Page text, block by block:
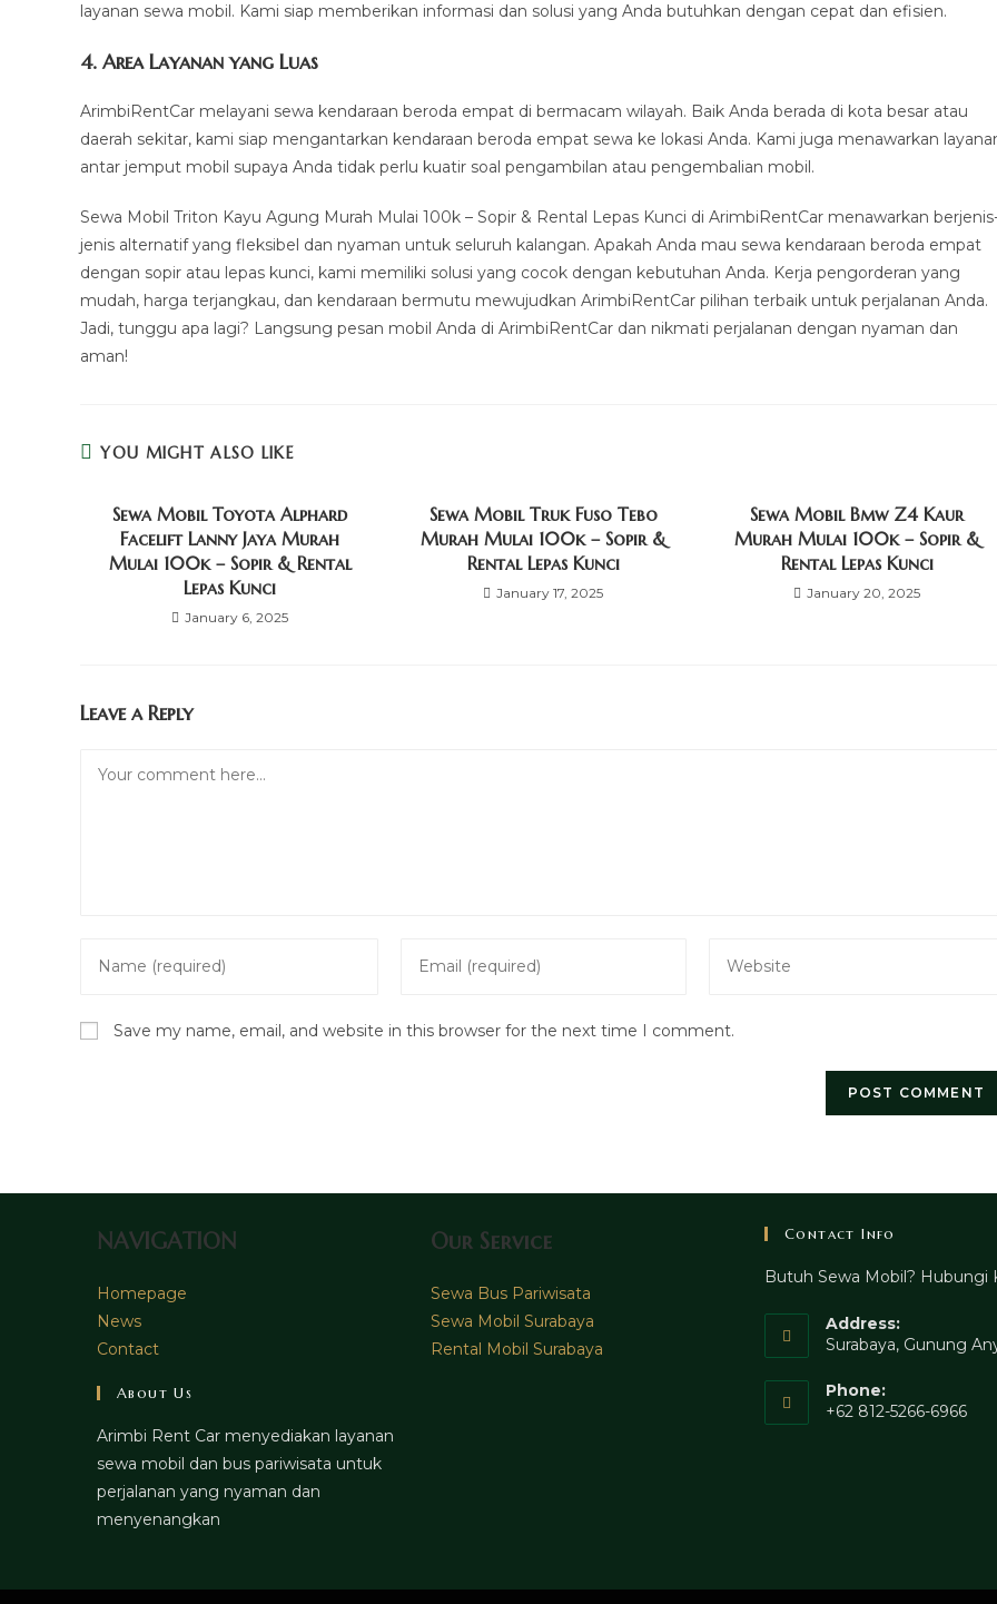
layanan sewa mobil. Kami siap memberikan informasi dan solusi yang Anda butuhkan dengan cepat dan efisien.
4. Area Layanan yang Luas
ArimbiRentCar melayani sewa kendaraan beroda empat di bermacam wilayah. Baik Anda berada di kota besar atau
daerah sekitar, kami siap mengantarkan kendaraan beroda empat sewa ke lokasi Anda. Kami juga menawarkan
antar jemput mobil supaya Anda tidak perlu kuatir soal pengambilan atau pengembalian mobil.
Sewa Mobil Triton Kayu Agung Murah Mulai 100k – Sopir & Rental Lepas Kunci di ArimbiRentCar menawarkan
jenis alternatif yang fleksibel dan nyaman untuk seluruh kalangan. Apakah Anda mau sewa kendaraan beroda empat
dengan sopir atau lepas kunci, kami memiliki solusi yang cocok dengan kebutuhan Anda. Kerja pengorderan yang
mudah, harga terjangkau, dan kendaraan bermutu mewujudkan ArimbiRentCar pilihan terbaik untuk perjalanan Anda.
Jadi, tunggu apa lagi? Langsung pesan mobil Anda di ArimbiRentCar dan nikmati perjalanan dengan nyaman dan
aman!
YOU MIGHT ALSO LIKE
Sewa Mobil Toyota Alphard
Facelift Lanny Jaya Murah
Mulai 100k – Sopir & Rental
Lepas Kunci
January 6, 2025
Sewa Mobil Truk Fuso Tebo
Murah Mulai 100k – Sopir &
Rental Lepas Kunci
January 17, 2025
Sewa Mobil Bmw Z4 Kaur
Murah Mulai 100k – Sopir &
Rental Lepas Kunci
January 20, 2025
Leave a Reply
your
or
your
address
your
URL
Save my name, email, and website in this browser for the next time I comment.
NAVIGATION
Homepage
News
Contact
About Us
Arimbi Rent Car menyediakan layanan
sewa mobil dan bus pariwisata untuk
perjalanan yang nyaman dan
menyenangkan
Our Service
Sewa Bus Pariwisata
Sewa Mobil Surabaya
Rental Mobil Surabaya
Contact Info
Butuh Sewa Mobil? Hubungi
Address:
Surabaya, Gunung
Phone:
+62 812-5266-6966